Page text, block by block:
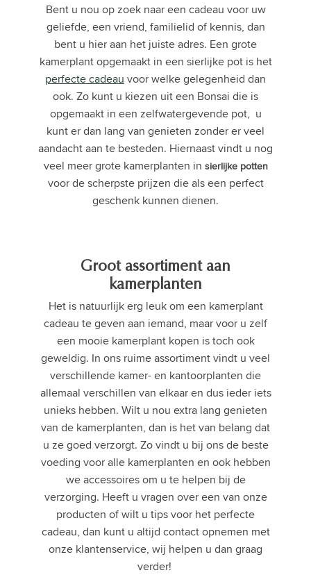
Bent u nou op zoek naar een cadeau voor uw
geliefde, een vriend, familielid of kennis, dan
bent u hier aan het juiste adres. Een grote
kamerplant opgemaakt in een sierlijke pot is het
perfecte cadeau voor welke gelegenheid dan
ook. Zo kunt u kiezen uit een Bonsai die is
opgemaakt in een zelfwatergevende pot, u
kunt er dan lang van genieten zonder er veel
aandacht aan te besteden. Hiernaast vindt u nog
veel meer grote kamerplanten in sierlijke potten
voor de scherpste prijzen die als een perfect
geschenk kunnen dienen.
Groot assortiment aan
kamerplanten
Het is natuurlijk erg leuk om een kamerplant
cadeau te geven aan iemand, maar voor u zelf
een mooie kamerplant kopen is toch ook
geweldig. In ons ruime assortiment vindt u veel
verschillende kamer- en kantoorplanten die
allemaal verschillen van elkaar en dus ieder iets
unieks hebben. Wilt u nou extra lang genieten
van de kamerplanten, dan is het van belang dat
u ze goed verzorgt. Zo vindt u bij ons de beste
voeding voor alle kamerplanten en ook hebben
we accessoires om u te helpen bij de
verzorging. Heeft u vragen over een van onze
producten of wilt u tips voor het perfecte
cadeau, dan kunt u altijd contact opnemen met
onze klantenservice, wij helpen u dan graag
verder!